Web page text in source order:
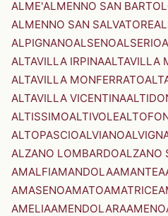
ALME'ALMENNO SAN
ALMENNO SAN SALVATORE
ALPIGNANOALSENOALSERIO
ALTAVILLA IRPINAALTAVILLA
ALTAVILLA MONFERRATO
ALTAVILLA VICENTINA
ALTISSIMOALTIVOLE
ALTOPASCIOALVIANO
ALZANO LOMBARDOALZANO
AMALFIAMANDOLAAMANTEA
AMASENOAMATOAMATRICE
AMELIAAMENDOLARAAMENO